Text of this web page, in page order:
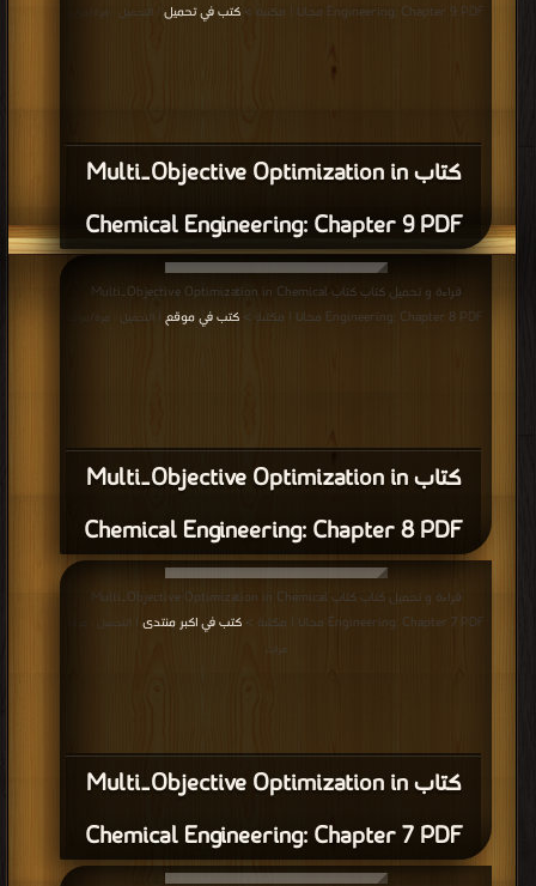
كتاب Multi‐Objective Optimization in
Chemical Engineering: Chapter 9 PDF
Engineering: Chapter 9 PDF مجانا | مكتبة >
كتب في تحميل | التحميل : مرة/مرات
كتاب Multi‐Objective Optimization in
Chemical Engineering: Chapter 8 PDF
قراءة و تحميل كتاب كتاب Multi‐Objective Optimization in Chemical
Engineering: Chapter 8 PDF مجانا | مكتبة >
كتب في موقع | التحميل : مرة/مرات
كتاب Multi‐Objective Optimization in
Chemical Engineering: Chapter 7 PDF
قراءة و تحميل كتاب كتاب Multi‐Objective Optimization in Chemical
Engineering: Chapter 7 PDF مجانا | مكتبة >
كتب في اكبر منتدى
| التحميل : مرة/
مرات